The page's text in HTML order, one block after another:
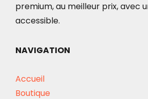
premium, au meilleur prix, avec
accessible.
NAVIGATION
Accueil
Boutique